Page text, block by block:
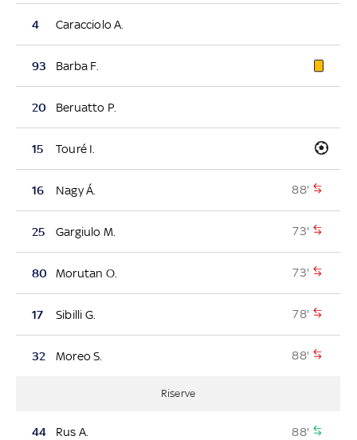
4 Caracciolo A.
93 Barba F.
20 Beruatto P.
15 Touré I.
16 Nagy Á. 88'
25 Gargiulo M. 73'
80 Morutan O. 73'
17 Sibilli G. 78'
32 Moreo S. 88'
Riserve
44 Rus A. 88'